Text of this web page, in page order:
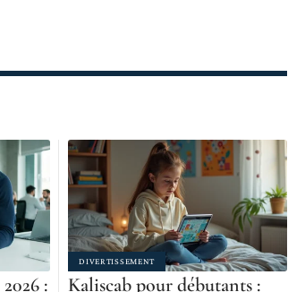
:
DIVERTISSEMENT
Kaliscab pour débutants :